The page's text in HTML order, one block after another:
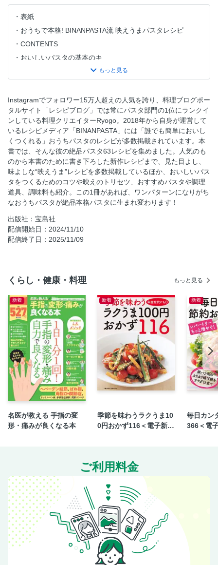
表紙
おうちで本格! BINANPASTA流 映えうまパスタレシピ
CONTENTS
おいしいパスタの基本のキ
知っておきたい! パスタの種類
Ryogo流 おいしいパスタをつくるための8つのコツ
Chapter1 何度もつくりたくなる人気のパスタレシピ10／悪
魔の納豆パスタ
韓国風キムチクリームパスタ
サバ缶トマトパスタ
明太子カルボナーラパスタ
なすとひき肉の旨辛パスタ
ペぺたまパスタ
海苔クリームパスタ
トマトクリームチーズパスタ
アボカドとトマトの濃厚クリーミーパスタ
貧乏人のパスタ
ソースパスタ
生ハムのレモンクリームパスタ
鶏肉とパプリカのラグービアンコパスタ
豚バラと野沢菜のペペロンチーノパスタ
豚ひき肉とマッシュルームのパスタ
ウィンナーとキャベツのトマトパスタ
チャドルバギパスタ
鶏肉とアスパラガスのクリームパスタ／金柑カルボナーラパ
スタ
温玉ナポリタンパスタ／しめじとベーコンのトマトクリーム
パスタ
豚肉とズッキーニのクリームパスタ／豚バラと焼きキムチの
Chapter3 深みのある味わいに！ 魚介を使ったパスタ／ペス
カトーレパスタ
ガーリックシュリンプパスタ
白身魚とズッキーニのラグーパスタ
ホタルイカと菜の花のトマトパスタ
シラスと白菜のパスタ
牡蠣とミニトマトのオイルパスタ
Instagramでフォロワー15万人超えの人気を誇り、料理ブログポー
タルサイト「レシピブログ」では常にパスタ部門の1位にランクイ
ンしている料理クリエイターRyogo。2018年から自身が運営して
いるレシピメディア「BINANPASTA」には「誰でも簡単においし
くつくれる」おうちパスタのレシピが多数掲載されています。本
書では、そんな彼の絶品パスタ63レシピを集めました。人気のも
のから本書のために書き下ろした新作レシピまで、見た目よし、
味よしな“映えうま”レシピを多数掲載しているほか、おいしいパス
タをつくるためのコツや映えのトリセツ、おすすめパスタや調理
道具、調味料も紹介。この1冊があれば、ワンパターンになりがち
なおうちパスタが絶品本格パスタに生まれ変わります！
出版社：宝島社
配信開始日：2024/11/10
配信終了日：2025/11/09
くらし・健康・料理 もっと見る
新着
名医が教える 手指の変
形・痛みが良くなる本
新着
季節を味わうラクうま10
0円おかず116＜電子新版
新着
毎日カン
366＜電
ご利用料金